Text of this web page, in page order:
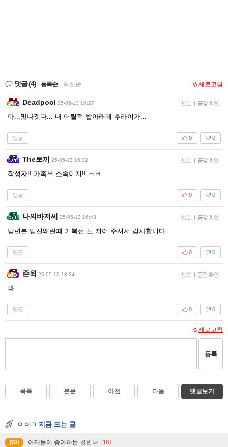
댓글(4) 등록순 최신순 새로고침
Deadpool 25-05-13 16:27 신고 | 공감 확인
아...맛나겟다... 내 어릴적 밥아래에 후라이가...
답글 0
0
The토끼 25-05-13 16:32 신고 | 공감 확인
작성자!! 가족부 소속이지!! ㅋㅋ
답글 0
0
나의바저씨 25-05-13 16:43 신고 | 공감 확인
남편분 임진왜란때 거북선 노 저어 주셔서 감사합니다.
답글 0
0
존윅 25-05-13 18:24 신고 | 공감 확인
와
답글 0
0
새로고침
등록
목록 본문 이전 다음 댓글보기
ㅇㅇㄱ 지금 뜨는 글
유머 아재들이 좋아하는 골반녀 [16]